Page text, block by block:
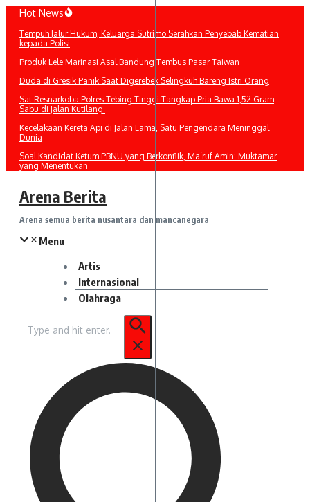
Lewati
konten
Hot News
Tempuh Jalur Hukum, Keluarga Sutrimo Serahkan Penyebab Kematian
kepada Polisi
Produk Lele Marinasi Asal Bandung Tembus Pasar Taiwan
Duda di Gresik Panik Saat Digerebek Selingkuh Bareng Istri Orang
Sat Resnarkoba Polres Tebing Tinggi Tangkap Pria Bawa 1,52 Gram
Sabu di Jalan Kutilang
Kecelakaan Kereta Api di Jalan Lama, Satu Pengendara Meninggal
Dunia
Soal Kandidat Ketum PBNU yang Berkonflik, Ma’ruf Amin: Muktamar
yang Menentukan
Arena Berita
Arena semua berita nusantara dan mancanegara
Menu
Artis
Internasional
Olahraga
untuk: